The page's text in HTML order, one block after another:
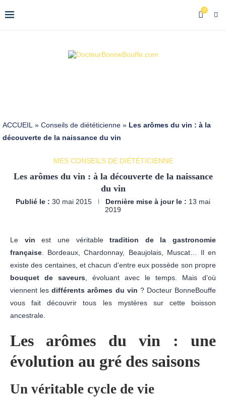
0
ACCUEIL » Conseils de diététicienne » Les arômes du vin : à la
découverte de la naissance du vin
MES CONSEILS DE DIÉTÉTICIENNE
Les arômes du vin : à la découverte de la naissance
du vin
Publié le : 30 mai 2015 Dernière mise à jour le : 13 mai
2019
Le vin est une véritabletradition de la gastronomie
française . Bordeaux, Chardonnay, Beaujolais, Muscat… Il en
existe des centaines, et chacun d’entre eux possède son propre
bouquet de saveurs , évoluant avec le temps. Mais d’où
viennent lesdifférents arômes du vin ? Docteur BonneBouffe
vous fait découvrir tous les mystères sur cette boisson
ancestrale.
Les arômes du vin : une
évolution au gré des saisons
Un véritable cycle de vie